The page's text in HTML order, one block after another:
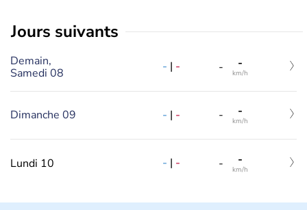
jours suivants
Demain,
Samedi 08
- | - - -
km/h
Dimanche 09 - | - - -
km/h
Lundi 10 - | - - -
km/h